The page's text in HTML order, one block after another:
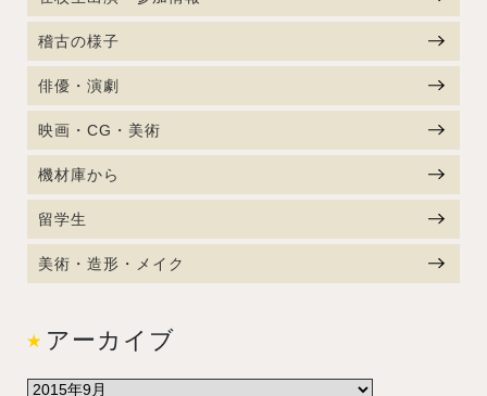
稽古の様子
俳優・演劇
映画・CG・美術
機材庫から
留学生
美術・造形・メイク
アーカイブ